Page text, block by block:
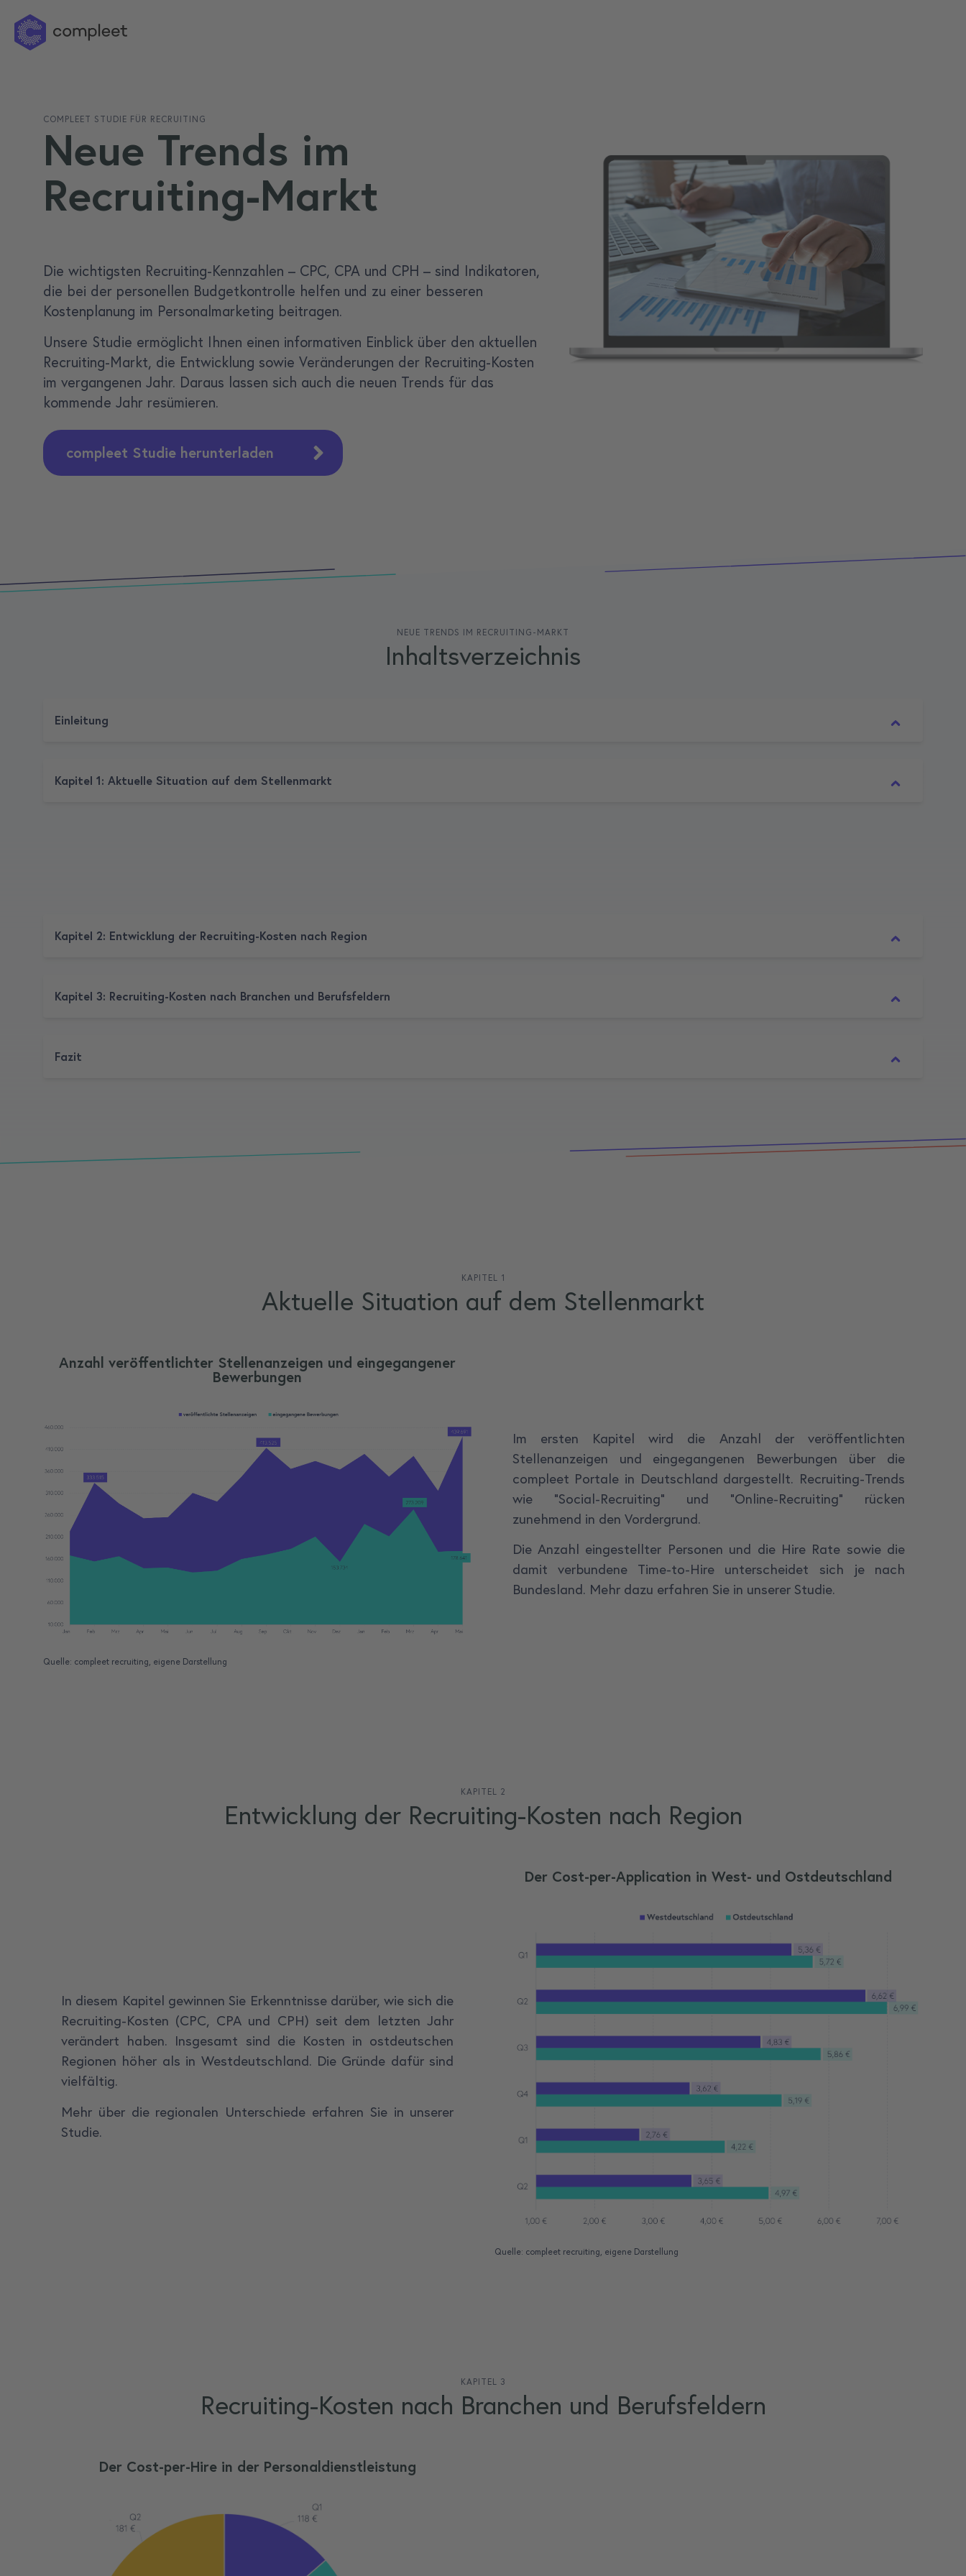
COMPLEET STUDIE FÜR RECRUITING
Neue Trends im
Recruiting-Markt
Die wichtigsten Recruiting-Kennzahlen – CPC, CPA und CPH – sind Indikatoren,
die bei der personellen Budgetkontrolle helfen und zu einer besseren
Kostenplanung im Personalmarketing beitragen.
Unsere Studie ermöglicht Ihnen einen informativen Einblick über den aktuellen
Recruiting-Markt, die Entwicklung sowie Veränderungen der Recruiting-Kosten
im vergangenen Jahr. Daraus lassen sich auch die neuen Trends für das
kommende Jahr resümieren.
compleet Studie herunterladen
NEUE TRENDS IM RECRUITING-MARKT
Inhaltsverzeichnis
Einleitung
Kapitel 1: Aktuelle Situation auf dem Stellenmarkt
Kapitel 2: Entwicklung der Recruiting-Kosten nach Region
Kapitel 3: Recruiting-Kosten nach Branchen und Berufsfeldern
Fazit
KAPITEL 1
Aktuelle Situation auf dem Stellenmarkt
Anzahl veröffentlichter Stellenanzeigen und eingegangener
Bewerbungen
Quelle: compleet recruiting, eigene Darstellung
Im ersten Kapitel wird die Anzahl der veröffentlichten
Stellenanzeigen und eingegangenen Bewerbungen über die
compleet Portale in Deutschland dargestellt. Recruiting-Trends
wie "Social-Recruiting" und "Online-Recruiting" rücken
zunehmend in den Vordergrund.
Die Anzahl eingestellter Personen und die Hire Rate sowie die
damit verbundene Time-to-Hire unterscheidet sich je nach
Bundesland. Mehr dazu erfahren Sie in unserer Studie.
KAPITEL 2
Entwicklung der Recruiting-Kosten nach Region
In diesem Kapitel gewinnen Sie Erkenntnisse darüber, wie sich die
Recruiting-Kosten (CPC, CPA und CPH) seit dem letzten Jahr
verändert haben. Insgesamt sind die Kosten in ostdeutschen
Regionen höher als in Westdeutschland. Die Gründe dafür sind
vielfältig.
Mehr über die regionalen Unterschiede erfahren Sie in unserer
Studie.
Der Cost-per-Application in West- und Ostdeutschland
Quelle: compleet recruiting, eigene Darstellung
KAPITEL 3
Recruiting-Kosten nach Branchen und Berufsfeldern
Der Cost-per-Hire in der Personaldienstleistung